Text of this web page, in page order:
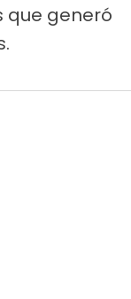
que generó